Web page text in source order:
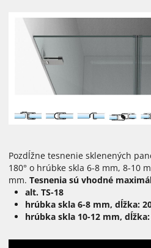
Pozdĺžne tesnenie sklenených
180° o hrúbke skla 6-8 mm, 8-10
mm. Tesnenia sú vhodné
alt. TS-18
hrúbka skla 6-8 mm, dĺžka:
hrúbka skla 10-12 mm,